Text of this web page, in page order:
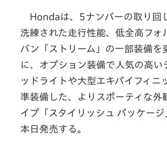
Hondaは、5ナンバーの取り回
洗練された走行性能、低全高フォ
バン「ストリーム」の一部装備を
に、オプション装備で人気の高い
ッドライトや大型エキパイフィニ
準装備した、よりスポーティな外
イプ「スタイリッシュ パッケージ
本日発売する。